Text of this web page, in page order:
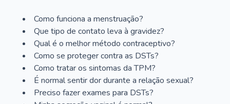
Como funciona a menstruação?
Que tipo de contato leva à gravidez?
Qual é o melhor método contraceptivo?
Como se proteger contra as DSTs?
Como tratar os sintomas da TPM?
É normal sentir dor durante a relação sexual?
Preciso fazer exames para DSTs?